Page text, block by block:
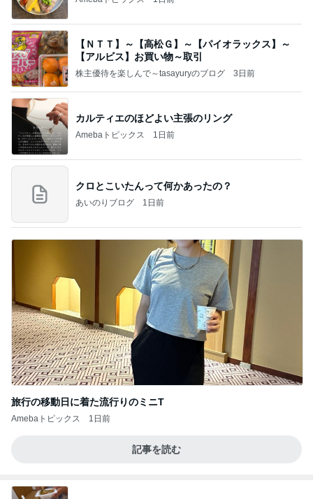
【ＮＴＴ】～【高松Ｇ】～【パイオラックス】～
【アルビス】お買い物～取引
株主優待を楽しんで～tasayuryのブログ 3日前
カルティエのほどよい主張のリング
Amebaトピックス 1日前
クロとこいたんって何かあったの？
あいのりブログ 1日前
旅行の移動日に着た流行りのミニT
Amebaトピックス 1日前
記事を読む